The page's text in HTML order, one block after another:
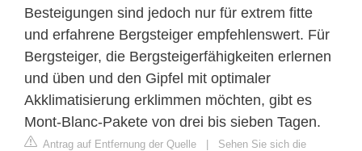
Besteigungen sind jedoch nur für extrem fitte
und erfahrene Bergsteiger empfehlenswert. Für
Bergsteiger, die Bergsteigerfähigkeiten erlernen
und üben und den Gipfel mit optimaler
Akklimatisierung erklimmen möchten, gibt es
Mont-Blanc-Pakete von drei bis sieben Tagen.
Antrag auf Entfernung der Quelle | Sehen Sie sich die